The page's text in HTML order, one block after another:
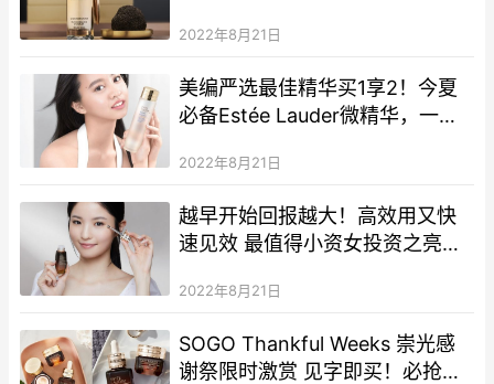
2022年8月21日
美编严选最佳精华买1享2！今夏
必备Estée Lauder微精华，一支
亮肌
2022年8月21日
越早开始回报越大！高效用又快
速见效 最值得小资女投资之亮眼
2022年8月21日
SOGO Thankful Weeks 崇光感
谢祭限时激赏 见字即买！必抢